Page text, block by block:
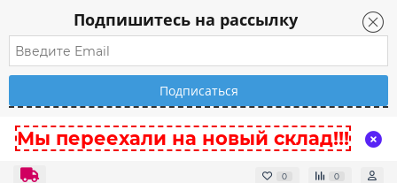
Подпишитесь на рассылку
Мы переехали на новый склад!!!
0 0